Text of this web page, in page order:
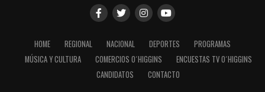
HOME REGIONAL NACIONAL DEPORTES
PROGRAMAS
MÚSICA Y CULTURA
COMERCIOS O´HIGGINS
ENCUESTAS TV O´HIGGINS
CANDIDATOS
CONTACTO